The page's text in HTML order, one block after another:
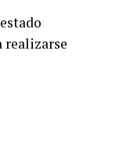
realizarse